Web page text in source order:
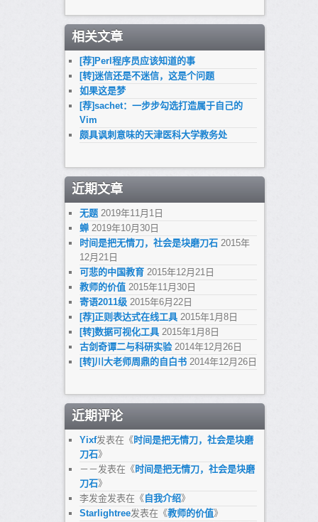
相关文章
[荐]Perl程序员应该知道的事
[转]迷信还是不迷信，这是个问题
如果这是梦
[荐]sachet：一步步勾选打造属于自己的
Vim
颇具讽刺意味的天津医科大学教务处
近期文章
无题 2019年11月1日
蝉 2019年10月30日
时间是把无情刀，社会是块磨刀石 2015年
12月21日
可悲的中国教育 2015年12月21日
教师的价值 2015年11月30日
寄语2011级 2015年6月22日
[荐]正则表达式在线工具 2015年1月8日
[转]数据可视化工具 2015年1月8日
古剑奇谭二与科研实验 2014年12月26日
[转]川大老师周鼎的自白书 2014年12月26日
近期评论
Yixf发表在《 时间是把无情刀，社会是块磨
刀石》
－－发表在《 时间是把无情刀，社会是块磨
刀石》
李发金发表在《 自我介绍》
Starlightree发表在《教师的价值》